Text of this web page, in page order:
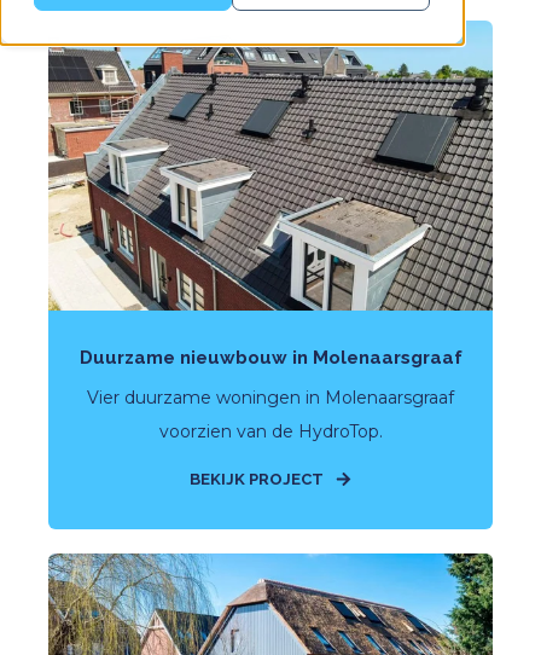
Duurzame nieuwbouw in Molenaarsgraaf
Vier duurzame woningen in Molenaarsgraaf
voorzien van de HydroTop.
BEKIJK PROJECT